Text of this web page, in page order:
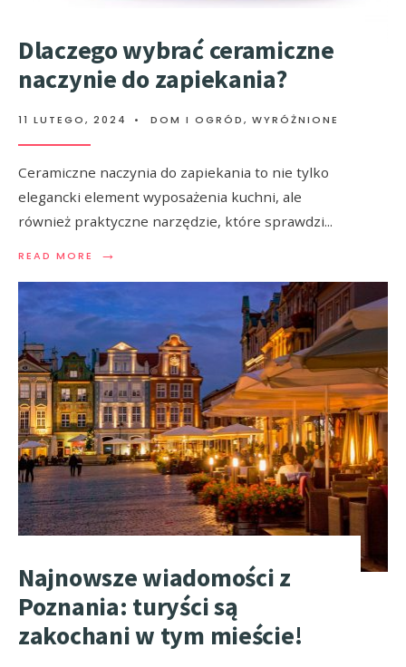
Dlaczego wybrać ceramiczne
naczynie do zapiekania?
11 LUTEGO, 2024 • DOM I OGRÓD, WYRÓŻNIONE
Ceramiczne naczynia do zapiekania to nie tylko
elegancki element wyposażenia kuchni, ale
również praktyczne narzędzie, które sprawdzi...
READ MORE →
Najnowsze wiadomości z
Poznania: turyści są
zakochani w tym mieście!